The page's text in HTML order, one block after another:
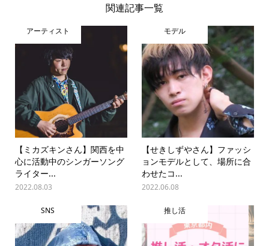
関連記事一覧
アーティスト
【ミカズキンさん】関西を中
心に活動中のシンガーソング
ライター...
2022.08.03
モデル
【せきしずやさん】ファッシ
ョンモデルとして、場所に合
わせたコ...
2022.06.08
SNS 推し活